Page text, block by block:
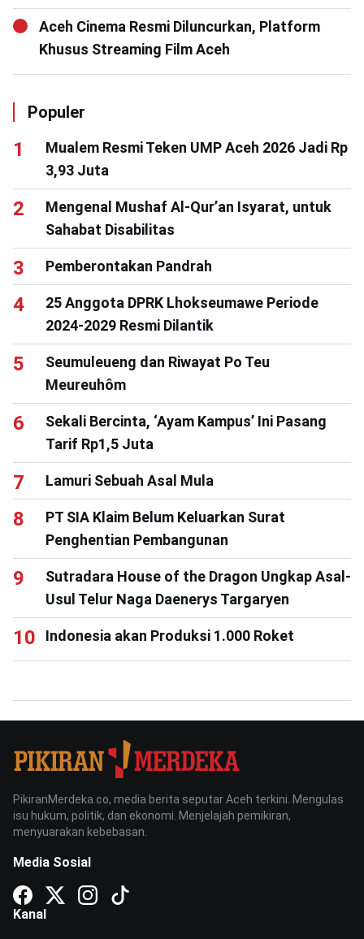
Aceh Cinema Resmi Diluncurkan, Platform
Khusus Streaming Film Aceh
Populer
Mualem Resmi Teken UMP Aceh 2026 Jadi Rp
3,93 Juta
Mengenal Mushaf Al-Qur’an Isyarat, untuk
Sahabat Disabilitas
Pemberontakan Pandrah
25 Anggota DPRK Lhokseumawe Periode
2024-2029 Resmi Dilantik
Seumuleueng dan Riwayat Po Teu
Meureuhôm
Sekali Bercinta, ‘Ayam Kampus’ Ini Pasang
Tarif Rp1,5 Juta
Lamuri Sebuah Asal Mula
PT SIA Klaim Belum Keluarkan Surat
Penghentian Pembangunan
Sutradara House of the Dragon Ungkap Asal-
Usul Telur Naga Daenerys Targaryen
Indonesia akan Produksi 1.000 Roket
PikiranMerdeka.co, media berita seputar Aceh terkini. Mengulas
isu hukum, politik, dan ekonomi. Menjelajah pemikiran,
menyuarakan kebebasan.
Media Sosial
Kanal